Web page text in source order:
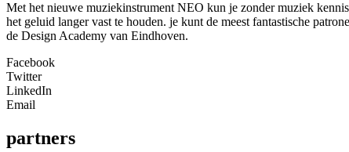
Met het nieuwe muziekinstrument NEO kun je zonder muziek
het geluid langer vast te houden. je kunt de meest fantastische
de Design Academy van Eindhoven.
Facebook
Twitter
LinkedIn
Email
partners